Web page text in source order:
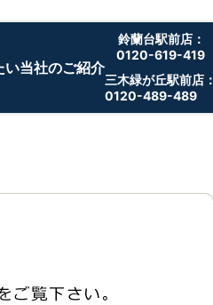
い当社のご紹介
鈴蘭台駅前店：
0120-619-419
三木緑が丘駅前店：
0120-489-489